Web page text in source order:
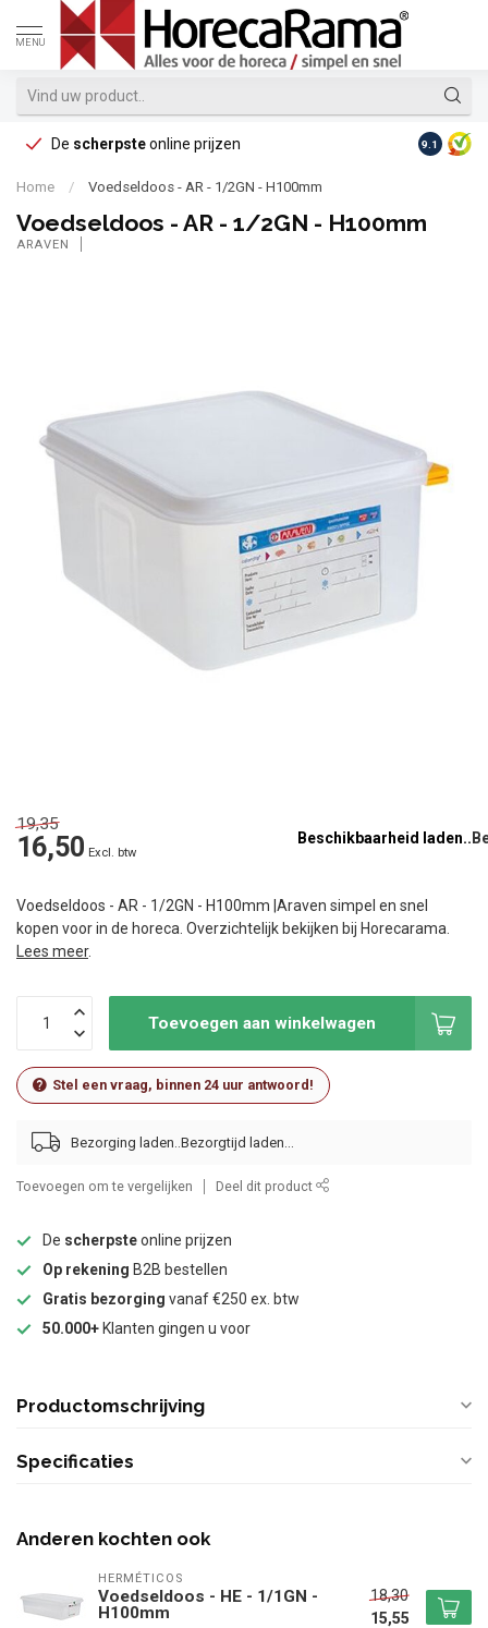
MENU
De scherpsteonline prijzen Op
9.1
Home / Voedseldoos - AR - 1/2GN - H100mm
Voedseldoos - AR - 1/2GN - H100mm
ARAVEN
19,35
16,50 Excl. btw
Beschikbaarheid laden..
Voedseldoos - AR - 1/2GN - H100mm |Araven simpel en snel
kopen voor in de horeca. Overzichtelijk bekijken bij Horecarama.
Lees meer.
Toevoegen aan winkelwagen
Stel een vraag, binnen 24 uur antwoord!
Bezorging laden..
Toevoegen om te vergelijken Deel dit product
De scherpsteonline prijzen
Op rekening B2B bestellen
Gratis bezorging vanaf €250 ex. btw
50.000+ Klanten gingen u voor
Productomschrijving
Specificaties
Anderen kochten ook
HERMÉTICOS
Voedseldoos - HE - 1/1GN -
H100mm
18,30
15,55